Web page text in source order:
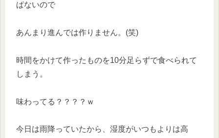
ぱないので
あんまり進んでは作りません。(笑)
時間をかけて作ったものを10分足らずで食べられて
しまう。
味わってる？？？？ｗ
今日は雨降っていたから、湿度がいつもよりは高